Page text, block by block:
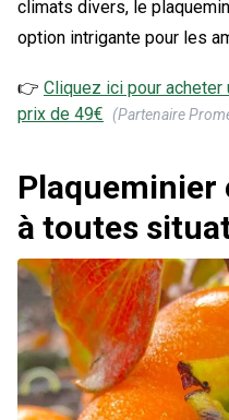
climats divers, le
option intrigante pour les
👉 Cliquez ici pour acheter
prix de 49€ (Partenaire
Plaqueminier
à toutes